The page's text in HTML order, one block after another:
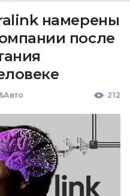
намерены
после
212